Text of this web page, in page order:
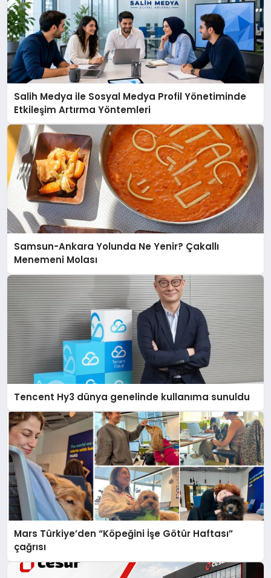
Salih Medya ile Sosyal Medya Profil Yönetiminde
Etkileşim Artırma Yöntemleri
Samsun-Ankara Yolunda Ne Yenir? Çakallı
Menemeni Molası
Tencent Hy3 dünya genelinde kullanıma sunuldu
Mars Türkiye’den “Köpeğini İşe Götür Haftası”
çağrısı